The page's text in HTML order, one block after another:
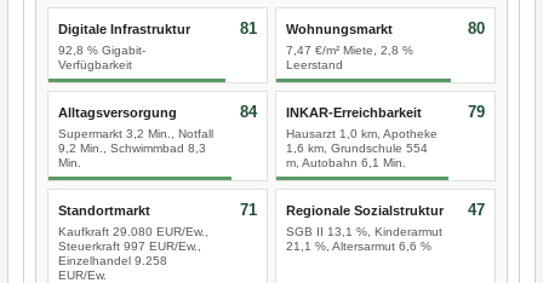
Digitale Infrastruktur
92,8 % Gigabit-
Verfügbarkeit
81 Wohnungsmarkt
7,47 €/m² Miete, 2,8 %
Leerstand
80
Alltagsversorgung
Supermarkt 3,2 Min., Notfall
9,2 Min., Schwimmbad 8,3
Min.
84 INKAR-Erreichbarkeit
Hausarzt 1,0 km, Apotheke
1,6 km, Grundschule 554
m, Autobahn 6,1 Min.
79
Standortmarkt
Kaufkraft 29.080 EUR/Ew.,
Steuerkraft 997 EUR/Ew.,
Einzelhandel 9.258
EUR/Ew.
71 Regionale Sozialstruktur
SGB II 13,1 %, Kinderarmut
21,1 %, Altersarmut 6,6 %
47